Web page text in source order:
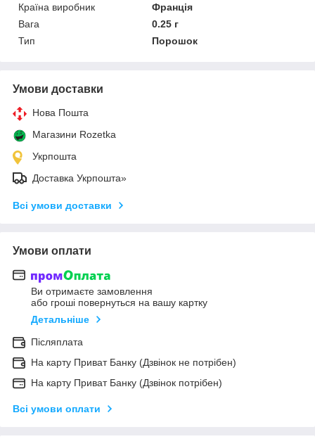
Країна виробник
Франція
Вага
0.25 г
Тип
Порошок
Умови доставки
Нова Пошта
Магазини Rozetka
Укрпошта
Доставка Укрпошта»
Всі умови доставки
Умови оплати
Ви отримаєте замовлення
або гроші повернуться на вашу картку
Детальніше
Післяплата
На карту Приват Банку (Дзвінок не потрібен)
На карту Приват Банку (Дзвінок потрібен)
Всі умови оплати